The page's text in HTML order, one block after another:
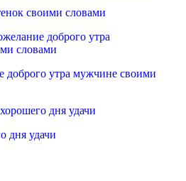
своими словами
доброго утра мужчине своими
дня удачи